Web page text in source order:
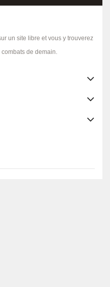
un site libre et vous y trouverez
de demain.